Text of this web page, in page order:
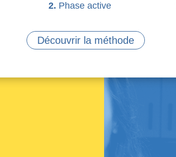
2. Phase active
Découvrir la méthode